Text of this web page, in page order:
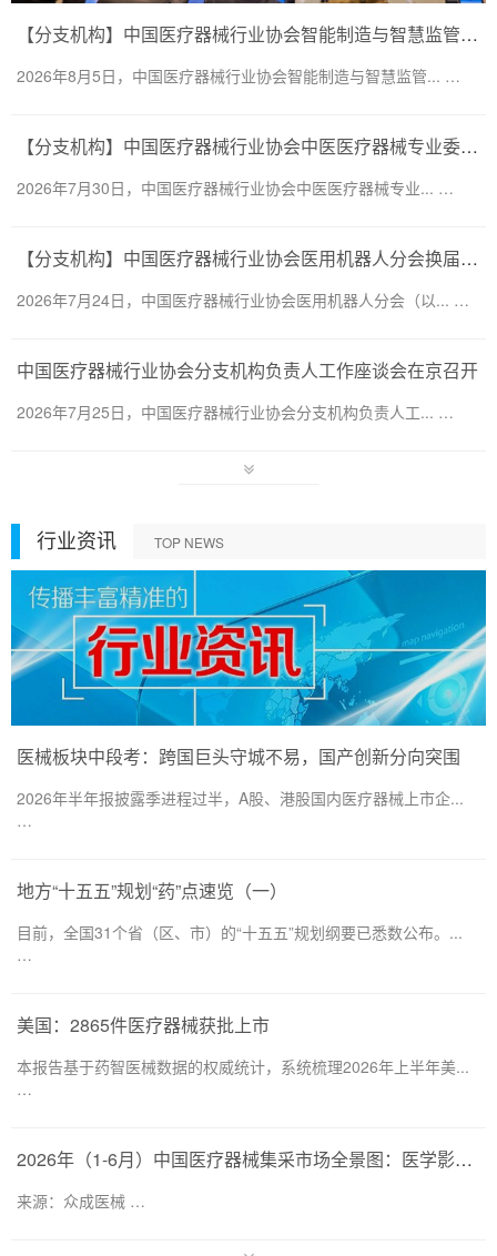
【分支机构】中国医疗器械行业协会智能制造与智慧监管分会换届会议暨第二届一次委员大会圆满召开
2026年8月5日，中国医疗器械行业协会智能制造与智慧监管... …
【分支机构】中国医疗器械行业协会中医医疗器械专业委员会换届会议暨第二届一次委员大会圆满召开
2026年7月30日，中国医疗器械行业协会中医医疗器械专业... …
【分支机构】中国医疗器械行业协会医用机器人分会换届会议暨医用机器人创新大会顺利召开
2026年7月24日，中国医疗器械行业协会医用机器人分会（以... …
中国医疗器械行业协会分支机构负责人工作座谈会在京召开
2026年7月25日，中国医疗器械行业协会分支机构负责人工... …
行业资讯 TOP NEWS
医械板块中段考：跨国巨头守城不易，国产创新分向突围
2026年半年报披露季进程过半，A股、港股国内医疗器械上市企...
…
地方“十五五”规划“药”点速览（一）
目前，全国31个省（区、市）的“十五五”规划纲要已悉数公布。...
…
美国：2865件医疗器械获批上市
本报告基于药智医械数据的权威统计，系统梳理2026年上半年美...
…
2026年（1-6月）中国医疗器械集采市场全景图：医学影像仍为集采主要目标，部分产品线增速显著
来源：众成医械 …